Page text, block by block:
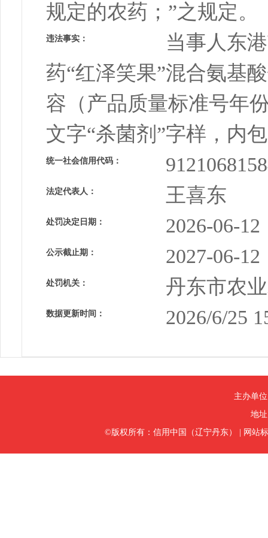
规定的农药；”之规定。
违法事实：
当事人东
药“红泽笑果”混合氨基
容（产品质量标准号年
文字“杀菌剂”字样，内
统一社会信用代码：
法定代表人： 王喜东
处罚决定日期： 2026-06-12
公示截止期： 2027-06-12
处罚机关： 丹东市农
数据更新时间： 2026/6/25
主办单
地
©版权所有：信用中国（辽宁丹东）
网站